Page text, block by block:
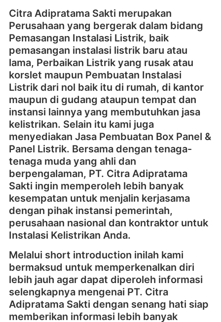
Citra Adipratama Sakti merupakan
Perusahaan yang bergerak dalam bidang
Pemasangan Instalasi Listrik, baik
pemasangan instalasi listrik baru atau
lama, Perbaikan Listrik yang rusak atau
korslet maupun Pembuatan Instalasi
Listrik dari nol baik itu di rumah, di kantor
maupun di gudang ataupun tempat dan
instansi lainnya yang membutuhkan jasa
kelistrikan. Selain itu kami juga
menyediakan Jasa Pembuatan Box Panel &
Panel Listrik. Bersama dengan tenaga-
tenaga muda yang ahli dan
berpengalaman, PT. Citra Adipratama
Sakti ingin memperoleh lebih banyak
kesempatan untuk menjalin kerjasama
dengan pihak instansi pemerintah,
perusahaan nasional dan kontraktor untuk
Instalasi Kelistrikan Anda.
Melalui short introduction inilah kami
bermaksud untuk memperkenalkan diri
lebih jauh agar dapat diperoleh informasi
selengkapnya mengenai PT. Citra
Adipratama Sakti dengan senang hati siap
memberikan informasi lebih banyak